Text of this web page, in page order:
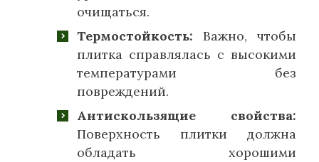
очищаться.
Термостойкость: Важно, чтобы
плитка справлялась с высокими
температурами без
повреждений.
Антискользящие свойства:
Поверхность плитки должна
обладать хорошими